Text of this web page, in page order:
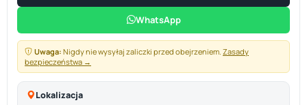
WhatsApp
Uwaga: Nigdy nie wysyłaj zaliczki przed obejrzeniem. Zasady
bezpieczeństwa →
Lokalizacja